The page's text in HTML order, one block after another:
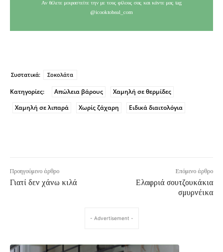
Αν θέλετε μοιραστείτε την με τους φίλους σας και κάντε μας tag
@icooktoheal_com
Συστατικά: Σοκολάτα
Κατηγορίες: Απώλεια βάρους
Χαμηλή σε θερμίδες
Χαμηλή σε λιπαρά
Χωρίς ζάχαρη Ειδικά διαιτολόγια
Προηγούμενο άρθρο
Γιατί δεν χάνω κιλά
Επόμενο άρθρο
Ελαφριά σουτζουκάκια
σμυρνέικα
- Advertisement -